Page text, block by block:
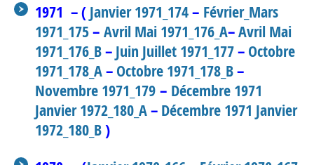
1971 – ( Janvier 1971_174– Février_Mars
1971_175– Avril Mai 1971_176_A–Avril Mai
1971_176_B– Juin Juillet 1971_177– Octobre
1971_178_A– Octobre 1971_178_B–
Novembre 1971_179 – Décembre 1971
Janvier 1972_180_A– Décembre 1971 Janvier
1972_180_B)